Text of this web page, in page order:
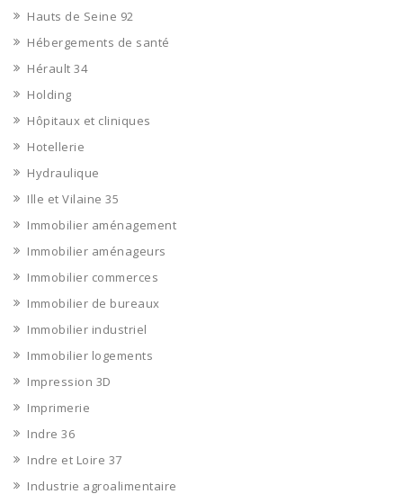
Hauts de Seine 92
Hébergements de santé
Hérault 34
Holding
Hôpitaux et cliniques
Hotellerie
Hydraulique
Ille et Vilaine 35
Immobilier aménagement
Immobilier aménageurs
Immobilier commerces
Immobilier de bureaux
Immobilier industriel
Immobilier logements
Impression 3D
Imprimerie
Indre 36
Indre et Loire 37
Industrie agroalimentaire